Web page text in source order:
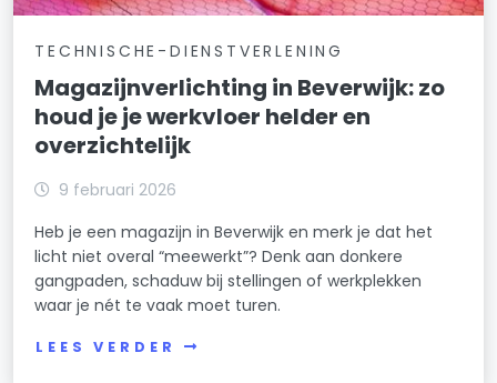
TECHNISCHE-DIENSTVERLENING
Magazijnverlichting in Beverwijk: zo
houd je je werkvloer helder en
overzichtelijk
9 februari 2026
Heb je een magazijn in Beverwijk en merk je dat het
licht niet overal “meewerkt”? Denk aan donkere
gangpaden, schaduw bij stellingen of werkplekken
waar je nét te vaak moet turen.
LEES VERDER